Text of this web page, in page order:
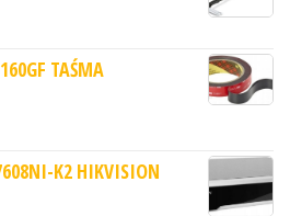
TAŚMA
K2 HIKVISION